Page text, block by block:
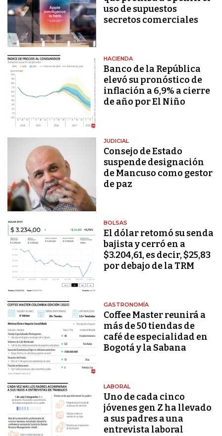
uso de supuestos
secretos comerciales
HACIENDA
Banco de la República
elevó su pronóstico de
inflación a 6,9% a cierre
de año por El Niño
JUDICIAL
Consejo de Estado
suspende designación
de Mancuso como gestor
de paz
BOLSAS
El dólar retomó su senda
bajista y cerró en a
$3.204,61, es decir, $25,83
por debajo de la TRM
GASTRONOMÍA
Coffee Master reunirá a
más de 50 tiendas de
café de especialidad en
Bogotá y la Sabana
LABORAL
Uno de cada cinco
jóvenes gen Z ha llevado
a sus padres a una
entrevista laboral